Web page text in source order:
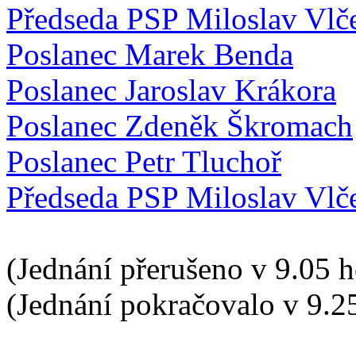
Předseda PSP Miloslav
Poslanec Marek Benda
Poslanec Jaroslav Krákora
Poslanec Zdeněk Škromach
Poslanec Petr Tluchoř
Předseda PSP Miloslav
(Jednání přerušeno v 9.05
(Jednání pokračovalo v